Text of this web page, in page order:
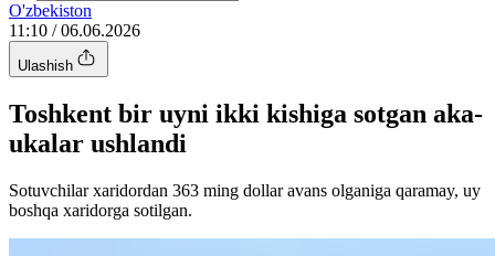
O'zbekiston
11:10 / 06.06.2026
Ulashish
Toshkent bir uyni ikki kishiga sotgan aka-
ukalar ushlandi
Sotuvchilar xaridordan 363 ming dollar avans olganiga qaramay, uy
boshqa xaridorga sotilgan.